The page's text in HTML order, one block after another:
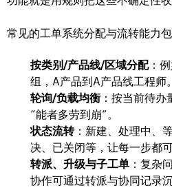
常见的工单系统分配与流转能力包
按类别/产品线/区域分配：
组，A产品到A产品线工程师。
轮询/负载均衡 ：按当前待
“能者多劳到崩”。
状态流转：新建、处理中、
决、已关闭等，让每一步都可
转派、升级与子工单 ：复杂
协作可通过转派与协同记录